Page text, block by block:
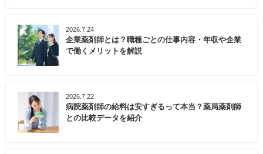
2026.7.24
企業薬剤師とは？職種ごとの仕事内容・年収や企業
で働くメリットを解説
2026.7.22
病院薬剤師の給料は安すぎるって本当？薬局薬剤師
との比較データを紹介